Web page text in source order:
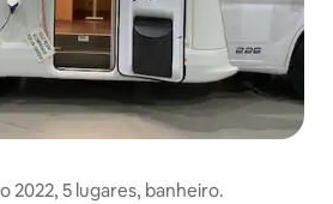
2022, 5 lugares, banheiro.